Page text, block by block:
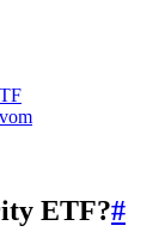
ETF?#